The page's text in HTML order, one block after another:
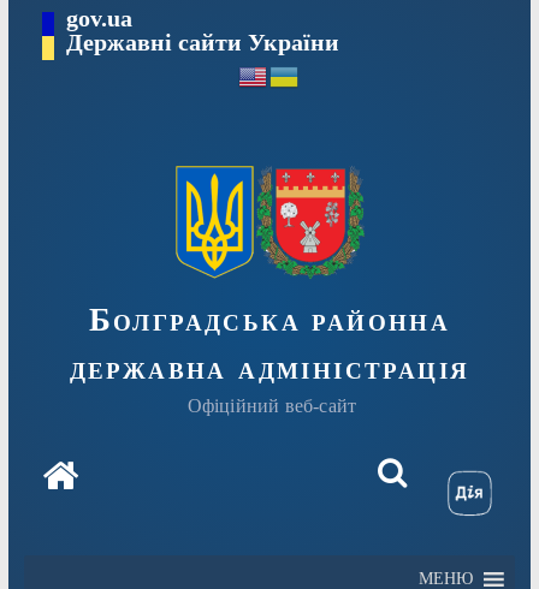
Перейтиgov.ua
Державні сайти України
Болградська районна
державна адміністрація
Офіційний веб-сайт
МЕНЮ